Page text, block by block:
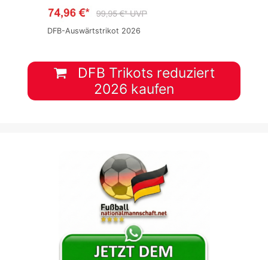
DFB-Auswärtstrikot 2026
DFB Trikots reduziert
2026 kaufen